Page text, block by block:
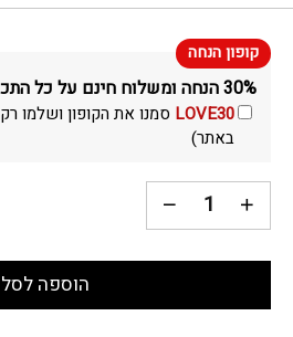
30% הנחה ומשלוח חינם על כל התכשיטים באתר!
LOVE30 סמנו את הקופון ושלמו רק
באתר)
הוספה לסל